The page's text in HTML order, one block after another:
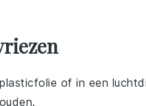
of in een